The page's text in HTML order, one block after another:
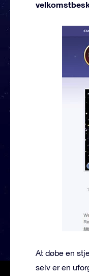
At døbe en
selv er en